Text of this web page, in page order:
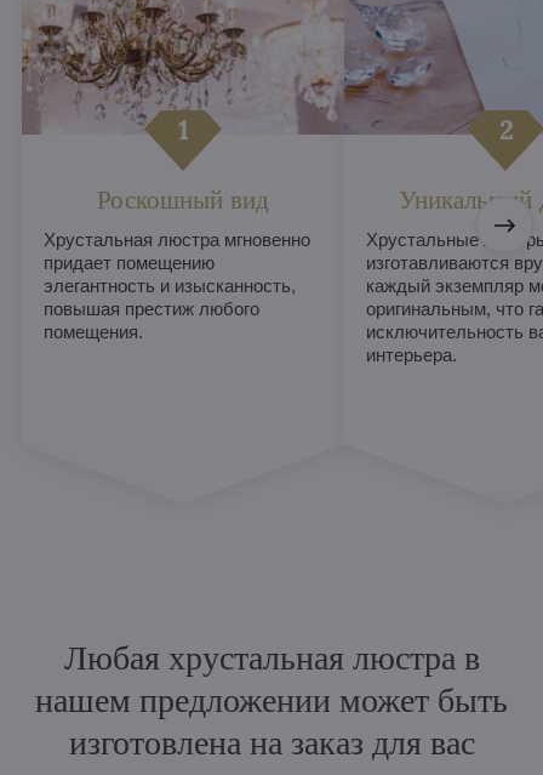
Роскошный вид
Хрустальная люстра мгновенно
придает помещению
элегантность и изысканность,
повышая престиж любого
помещения.
Уникальный
Хрустальные
изготавливаются
каждый экземпляр
оригинальным, что
исключительность
интерьера.
Любая хрустальная люстра в
нашем предложении может быть
изготовлена на заказ для вас